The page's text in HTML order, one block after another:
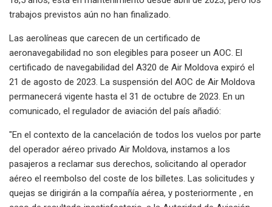
trabajos previstos aún no han finalizado.
Las aerolíneas que carecen de un certificado de
aeronavegabilidad no son elegibles para poseer un AOC. El
certificado de navegabilidad del A320 de Air Moldova expiró el
21 de agosto de 2023. La suspensión del AOC de Air Moldova
permanecerá vigente hasta el 31 de octubre de 2023. En un
comunicado, el regulador de aviación del país añadió:
"En el contexto de la cancelación de todos los vuelos por parte
del operador aéreo privado Air Moldova, instamos a los
pasajeros a reclamar sus derechos, solicitando al operador
aéreo el reembolso del coste de los billetes. Las solicitudes y
quejas se dirigirán a la compañía aérea, y posteriormente , en